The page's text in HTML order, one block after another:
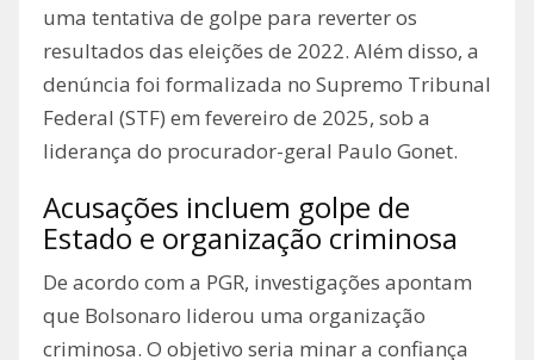
uma tentativa de golpe para reverter os
resultados das eleições de 2022. Além disso, a
denúncia foi formalizada no Supremo Tribunal
Federal (STF) em fevereiro de 2025, sob a
liderança do procurador-geral Paulo Gonet.
Acusações incluem golpe de
Estado e organização criminosa
De acordo com a PGR, investigações apontam
que Bolsonaro liderou uma organização
criminosa. O objetivo seria minar a confiança